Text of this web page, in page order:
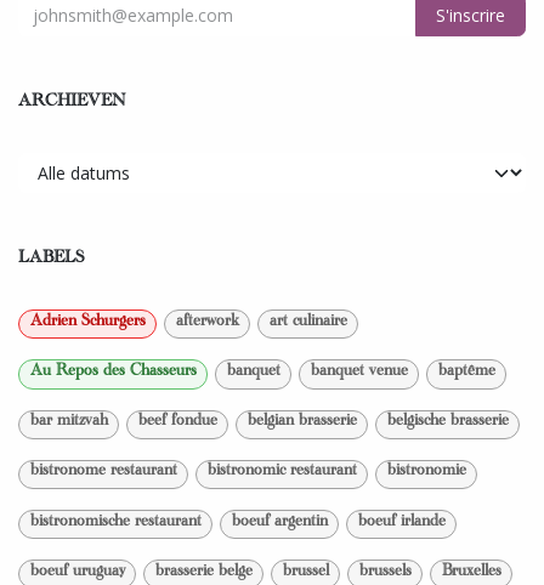
S'inscrire
ARCHIEVEN
LABELS
Adrien Schurgers afterwork art culinaire
Au Repos des Chasseurs banquet banquet venue baptême
bar mitzvah beef fondue belgian brasserie belgische brasserie
bistronome restaurant bistronomic restaurant bistronomie
bistronomische restaurant boeuf argentin boeuf irlande
boeuf uruguay brasserie belge brussel brussels Bruxelles